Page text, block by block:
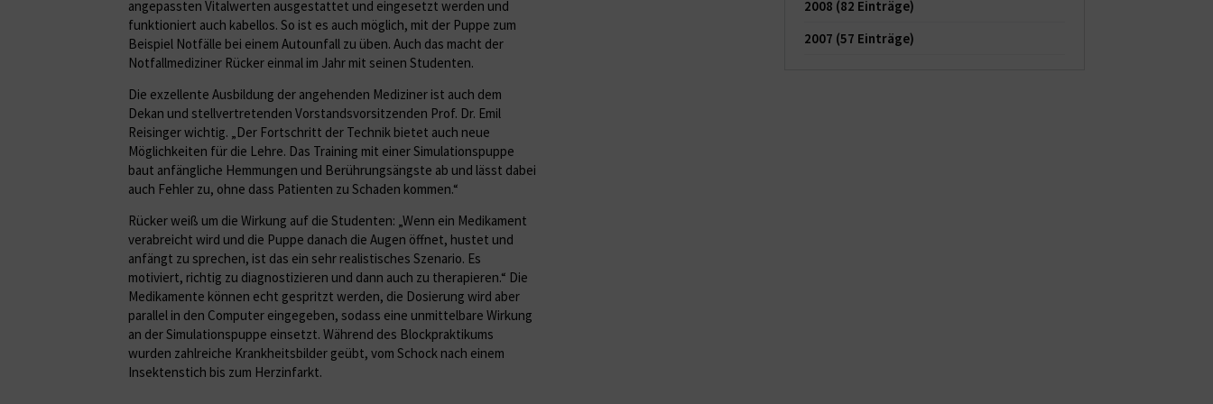
angepassten Vitalwerten ausgestattet und eingesetzt werden und
funktioniert auch kabellos. So ist es auch möglich, mit der Puppe zum
Beispiel Notfälle bei einem Autounfall zu üben. Auch das macht der
Notfallmediziner Rücker einmal im Jahr mit seinen Studenten.
Die exzellente Ausbildung der angehenden Mediziner ist auch dem
Dekan und stellvertretenden Vorstandsvorsitzenden Prof. Dr. Emil
Reisinger wichtig. „Der Fortschritt der Technik bietet auch neue
Möglichkeiten für die Lehre. Das Training mit einer Simulationspuppe
baut anfängliche Hemmungen und Berührungsängste ab und lässt dabei
auch Fehler zu, ohne dass Patienten zu Schaden kommen.“
Rücker weiß um die Wirkung auf die Studenten: „Wenn ein Medikament
verabreicht wird und die Puppe danach die Augen öffnet, hustet und
anfängt zu sprechen, ist das ein sehr realistisches Szenario. Es
motiviert, richtig zu diagnostizieren und dann auch zu therapieren.“ Die
Medikamente können echt gespritzt werden, die Dosierung wird aber
parallel in den Computer eingegeben, sodass eine unmittelbare Wirkung
an der Simulationspuppe einsetzt. Während des Blockpraktikums
wurden zahlreiche Krankheitsbilder geübt, vom Schock nach einem
Insektenstich bis zum Herzinfarkt.
2008 (82 Einträge)
2007 (57 Einträge)